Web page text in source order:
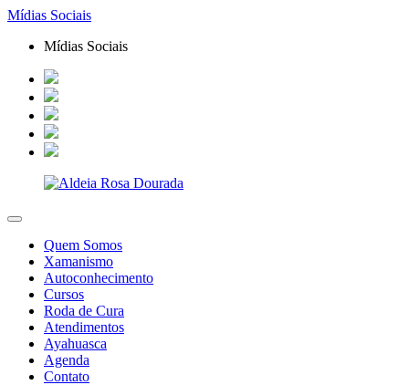
Mídias Sociais
Mídias Sociais
Quem Somos
Xamanismo
Autoconhecimento
Cursos
Roda de Cura
Atendimentos
Ayahuasca
Agenda
Contato